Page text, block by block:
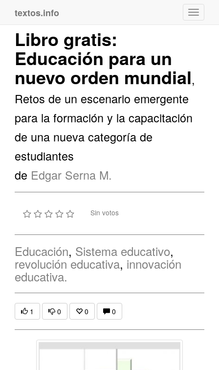
textos.info
Libro gratis:
Educación para un
nuevo orden mundial,
Retos de un escenario emergente
para la formación y la capacitación
de una nueva categoría de
estudiantes
de Edgar Serna M.
Sin votos
Educación, Sistema educativo,
revolución educativa, innovación
educativa.
1 0 0 0